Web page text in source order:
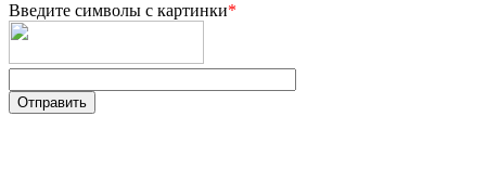
Введите символы с картинки*
Отправить